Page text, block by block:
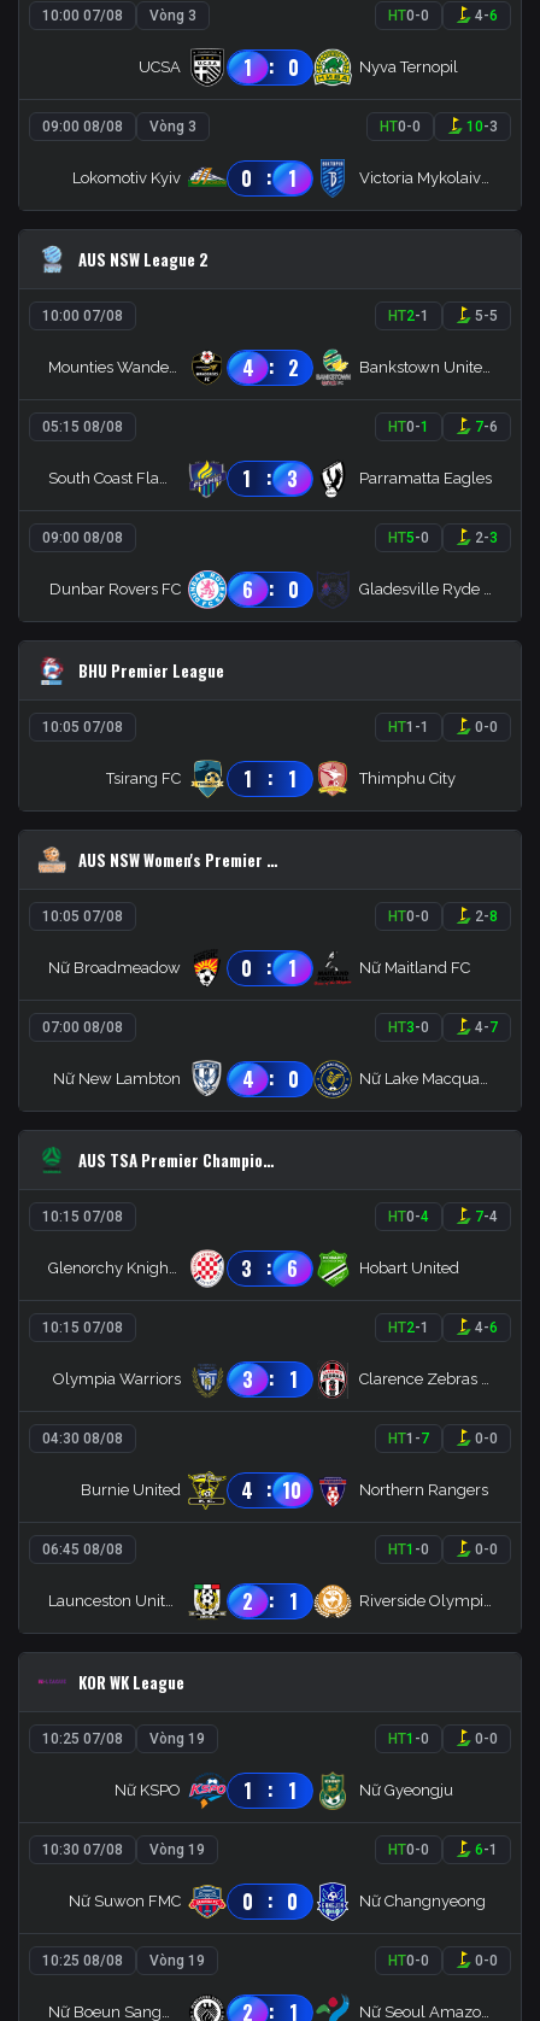
10:00 07/08 Vòng 3 HT0-0 4-6
UCSA 1 : 0 Nyva Ternopil
09:00 08/08 Vòng 3 HT0-0 10-3
Lokomotiv Kyiv 0 : 1 Victoria Mykolaivka
AUS NSW League 2
10:00 07/08 HT2-1 5-5
Mounties Wanderers 4 : 2 Bankstown United FC
05:15 08/08 HT0-1 7-6
South Coast Flame FC 1 : 3 Parramatta Eagles
09:00 08/08 HT5-0 2-3
Dunbar Rovers FC 6 : 0 Gladesville Ryde Magic
BHU Premier League
10:05 07/08 HT1 -1 0-0
Tsirang FC 1 : 1 Thimphu City
AUS NSW Women's Premier League
10:05 07/08 HT0-0 2-8
Nữ Broadmeadow 0 : 1 Nữ Maitland FC
07:00 08/08 HT3-0 4-7
Nữ New Lambton 4 : 0 Nữ Lake Macquarie
AUS TSA Premier Championship
10:15 07/08 HT0-4 7-4
Glenorchy Knights (R) 3 : 6 Hobart United
10:15 07/08 HT2-1 4-6
Olympia Warriors 3 : 1 Clarence Zebras (R)
04:30 08/08 HT1 -7 0-0
Burnie United 4 : 10 Northern Rangers
06:45 08/08 HT1 -0 0-0
Launceston United Reserves 2 : 1 Riverside Olympics B
KOR WK League
10:25 07/08 Vòng 19 HT1 -0 0-0
Nữ KSPO 1 : 1 Nữ Gyeongju
10:30 07/08 Vòng 19 HT0-0 6-1
Nữ Suwon FMC 0 : 0 Nữ Changnyeong
10:25 08/08 Vòng 19 HT0-0 0-0
Nữ Boeun Sangmu 2 : 1 Nữ Seoul Amazones